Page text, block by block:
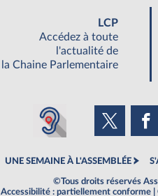
LCP
Accédez à toute
l'actualité de
la Chaine Parlementaire
UNE SEMAINE À L'ASSEMBLÉE
©Tous droits réservés
Accessibilité : partiellement conforme